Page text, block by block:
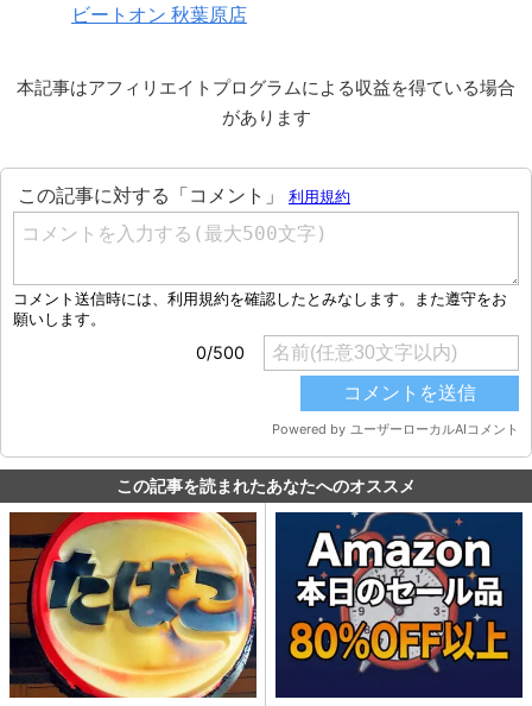
ビートオン 秋葉原店
本記事はアフィリエイトプログラムによる収益を得ている場合
があります
この記事を読まれたあなたへのオススメ